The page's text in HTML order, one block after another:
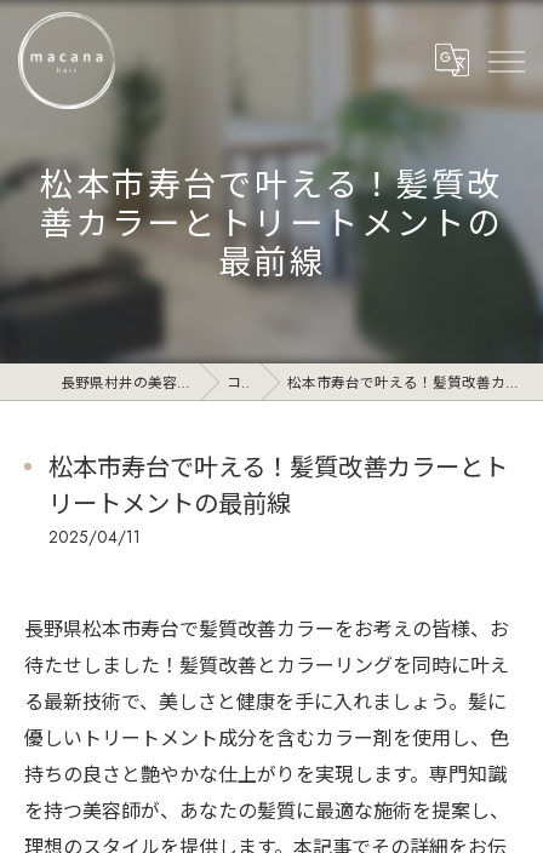
松本市寿台で叶える！髪質改
善カラーとトリートメントの
最前線
長野県村井の美容院ならmacana_hair コラム 松本市寿台で叶える！髪質改善カラーとトリートメントの最前線
松本市寿台で叶える！髪質改善カラーとト
リートメントの最前線
2025/04/11
長野県松本市寿台で髪質改善カラーをお考えの皆様、お
待たせしました！髪質改善とカラーリングを同時に叶え
る最新技術で、美しさと健康を手に入れましょう。髪に
優しいトリートメント成分を含むカラー剤を使用し、色
持ちの良さと艶やかな仕上がりを実現します。専門知識
を持つ美容師が、あなたの髪質に最適な施術を提案し、